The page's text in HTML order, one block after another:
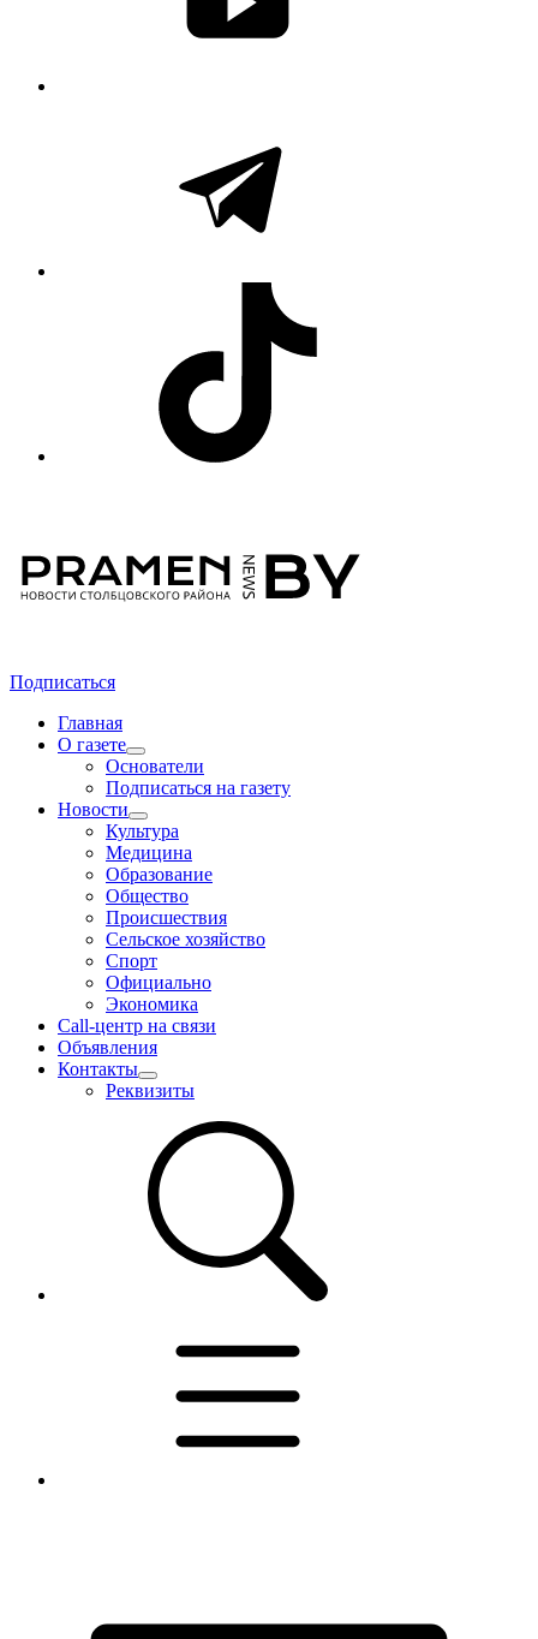
Подписаться
Главная
О газете
Основатели
Подписаться на газету
Новости
Культура
Медицина
Образование
Общество
Происшествия
Сельское хозяйство
Спорт
Официально
Экономика
Call-центр на связи
Объявления
Контакты
Реквизиты